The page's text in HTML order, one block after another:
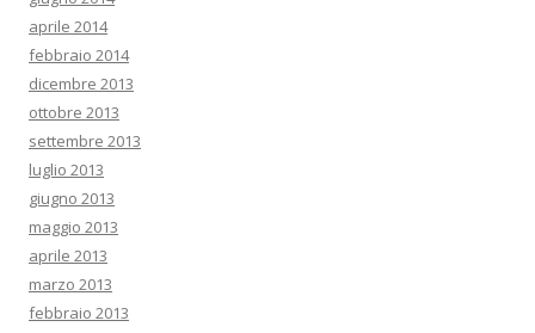
aprile 2014
febbraio 2014
dicembre 2013
ottobre 2013
settembre 2013
luglio 2013
giugno 2013
maggio 2013
aprile 2013
marzo 2013
febbraio 2013